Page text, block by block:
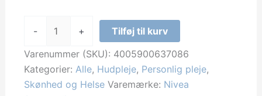
-
Body
Lotion
400ml
+
Tilføj til kurv
Varenummer (SKU): 4005900637086
Kategorier: Alle, Hudpleje, Personlig pleje,
Skønhed og Helse Varemærke: Nivea